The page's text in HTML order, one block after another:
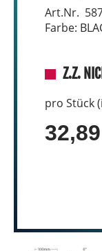
Art.Nr.
Farbe:
Z.Z.
pro Stück